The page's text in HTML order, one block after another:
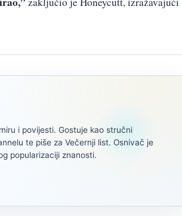
i povijesti. Gostuje kao stručni
te piše za Večernji list. Osnivač je
popularizaciji znanosti.